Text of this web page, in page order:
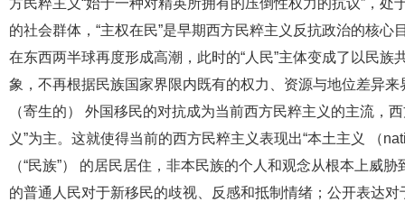
方民粹主义“始于一种对精英所拥有的压倒性权力的抗议”，
的社会群体，“主权在民”是早期西方民粹主义反抗政治的核
在东西两半球再度形成高潮，此时的“人民”主体变成了以民
象，不再根据民族国家界限内既有的权力、资源与地位差异
（寄生的） 外国移民的对抗成为当前西方民粹主义的主流，
义”为主。这就使得当前的西方民粹主义表现出“本土主义 （
（“民族”） 的居民居住，非本民族的个人和观念从根本上威
的普通人民对于新移民的歧视、反感和抵制情绪；公开表达